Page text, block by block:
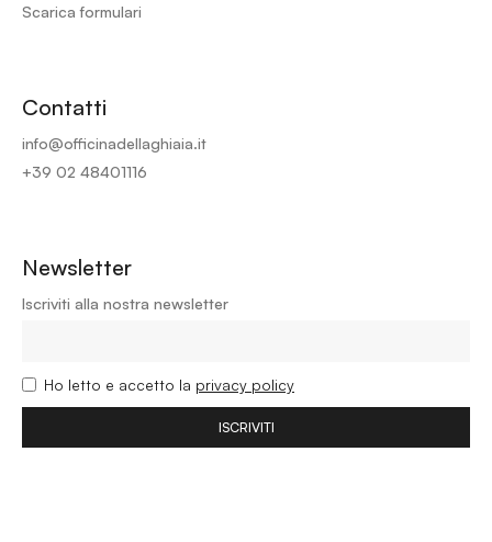
Scarica formulari
Contatti
info@officinadellaghiaia.it
+39 02 48401116
Newsletter
Iscriviti alla nostra newsletter
Ho letto e accetto la privacy policy